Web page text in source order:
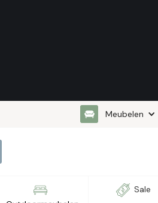
Meubelen
Sale